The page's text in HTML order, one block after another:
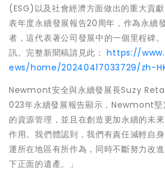
(ESG)以及社會經濟方面做出的重大貢
表年度永續發展報告20周年，作為永續
者，這代表著公司發展中的一個里程碑
訊。完整新聞稿請見此：https://
ews/home/20240417033729/zh-
Newmont安全與永續發展長Suzy
023年永續發展報告顯示，Newmont堅
的資源管理，並且在創造更加永續的未
作用。我們體認到，我們有責任減輕自
運所在地區有所作為，同時不斷努力改
下正面的遺產。」